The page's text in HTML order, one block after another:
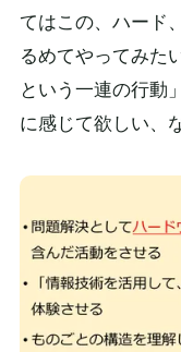
てはこの、ハード
るめてやってみた
という一連の行動
に感じて欲しい、